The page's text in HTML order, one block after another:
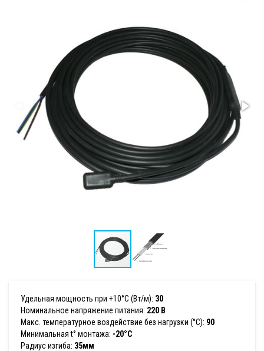
Удельная мощность при +10°С (Вт/м): 30
Номинальное напряжение питания: 220 В
Макс. температурное воздействие без нагрузки (°С): 90
Минимальная t° монтажа: -20°C
Радиус изгиба: 35мм